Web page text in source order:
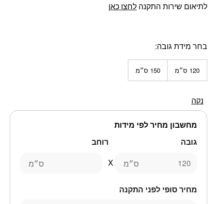
לתיאום שירות התקנה לחצו כאן
בחר מידת גובה
120 ס״מ 150 ס״מ
נקה
מחשבון מחיר לפי מידות
גובה
ס״מ
רוחב
ס״מ
מחיר סופי לפני התקנה